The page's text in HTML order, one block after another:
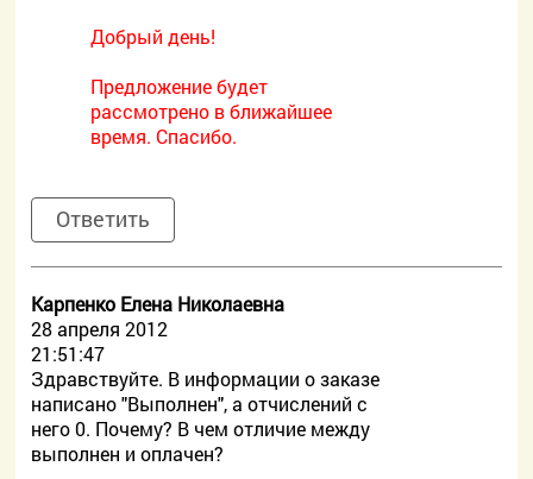
Добрый день!
Предложение будет
рассмотрено в ближайшее
время. Спасибо.
Ответить
Карпенко Елена Николаевна
28 апреля 2012
21:51:47
Здравствуйте. В информации о заказе
написано "Выполнен", а отчислений с
него 0. Почему? В чем отличие между
выполнен и оплачен?